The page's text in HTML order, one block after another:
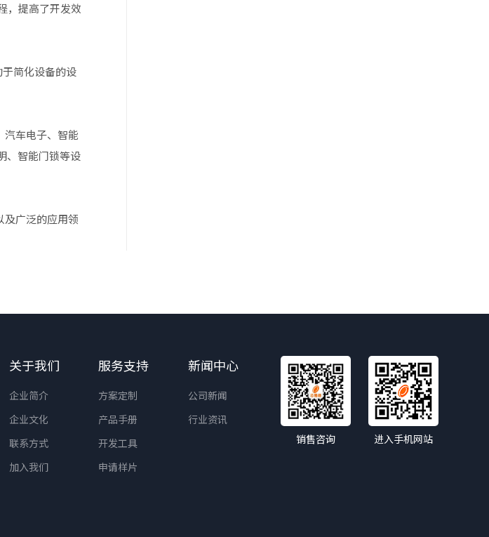
，提高了开发效
简化设备的设
汽车电子、智能
、智能门锁等设
及广泛的应用领
关于我们
企业简介
企业文化
联系方式
加入我们
服务支持
方案定制
产品手册
开发工具
申请样片
新闻中心
公司新闻
行业资讯
销售咨询
进入手机网站